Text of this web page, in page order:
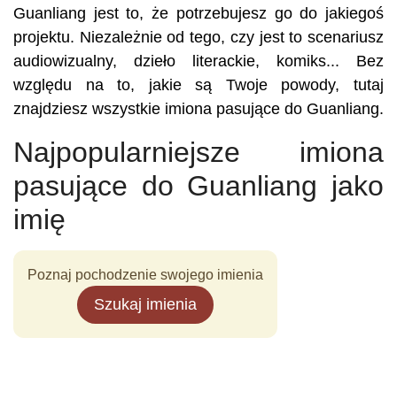
Guanliang jest to, że potrzebujesz go do jakiegoś
projektu. Niezależnie od tego, czy jest to scenariusz
audiowizualny, dzieło literackie, komiks... Bez
względu na to, jakie są Twoje powody, tutaj
znajdziesz wszystkie imiona pasujące do Guanliang.
Najpopularniejsze imiona
pasujące do Guanliang jako
imię
Poznaj pochodzenie swojego imienia
Szukaj imienia